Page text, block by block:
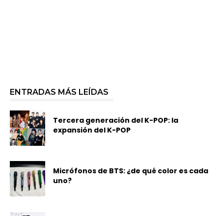
ENTRADAS MÁS LEÍDAS
Tercera generación del K-POP: la
expansión del K-POP
Micrófonos de BTS: ¿de qué color es cada
uno?